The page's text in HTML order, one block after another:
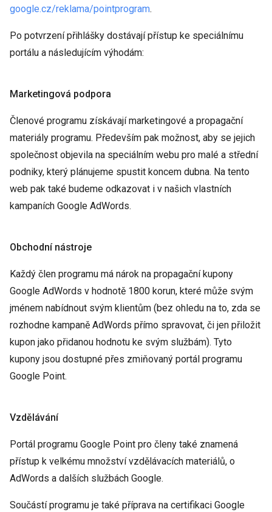
google.cz/reklama/pointprogram.
Po potvrzení přihlášky dostávají přístup ke speciálnímu
portálu a následujícím výhodám:
Marketingová podpora
Členové programu získávají marketingové a propagační
materiály programu. Především pak možnost, aby se jejich
společnost objevila na speciálním webu pro malé a střední
podniky, který plánujeme spustit koncem dubna. Na tento
web pak také budeme odkazovat i v našich vlastních
kampaních Google AdWords.
Obchodní nástroje
Každý člen programu má nárok na propagační kupony
Google AdWords v hodnotě 1800 korun, které může svým
jménem nabídnout svým klientům (bez ohledu na to, zda se
rozhodne kampaně AdWords přímo spravovat, či jen přiložit
kupon jako přidanou hodnotu ke svým službám). Tyto
kupony jsou dostupné přes zmiňovaný portál programu
Google Point.
Vzdělávání
Portál programu Google Point pro členy také znamená
přístup k velkému množství vzdělávacích materiálů, o
AdWords a dalších službách Google.
Součástí programu je také příprava na certifikaci Google